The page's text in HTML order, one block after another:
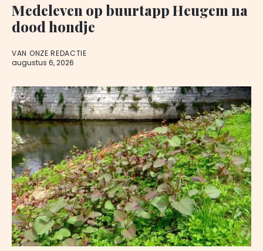
Medeleven op buurtapp Heugem na
dood hondje
VAN ONZE REDACTIE
augustus 6, 2026